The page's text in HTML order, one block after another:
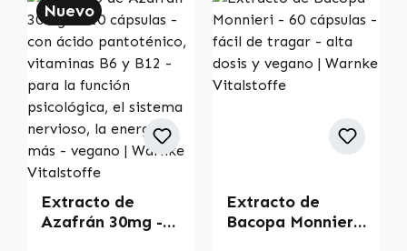
Nuevo
Extracto de
Azafrán 30mg -
Extracto de
Bacopa Monnieri